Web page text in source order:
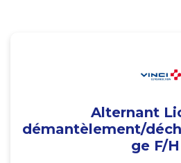
Alternant
démantèlement/
ge F/H